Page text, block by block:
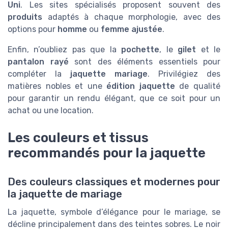
Uni. Les sites spécialisés proposent souvent des
produits adaptés à chaque morphologie, avec des
options pour homme ou femme ajustée.
Enfin, n’oubliez pas que la pochette, le gilet et le
pantalon rayé sont des éléments essentiels pour
compléter la jaquette mariage. Privilégiez des
matières nobles et une édition jaquette de qualité
pour garantir un rendu élégant, que ce soit pour un
achat ou une location.
Les couleurs et tissus
recommandés pour la jaquette
Des couleurs classiques et modernes pour
la jaquette de mariage
La jaquette, symbole d’élégance pour le mariage, se
décline principalement dans des teintes sobres. Le noir